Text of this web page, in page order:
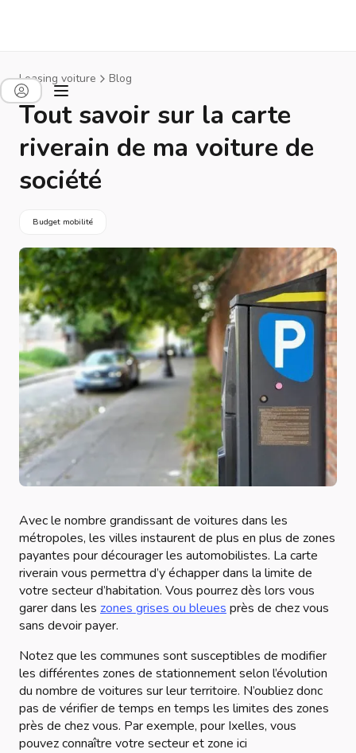
Leasing voiture Blog
Tout savoir sur la carte
riverain de ma voiture de
société
Budget mobilité
Avec le nombre grandissant de voitures dans les
métropoles, les villes instaurent de plus en plus de zones
payantes pour décourager les automobilistes. La carte
riverain vous permettra d’y échapper dans la limite de
votre secteur d’habitation. Vous pourrez dès lors vous
garer dans les zones grises ou bleues près de chez vous
sans devoir payer.
Notez que les communes sont susceptibles de modifier
les différentes zones de stationnement selon l’évolution
du nombre de voitures sur leur territoire. N’oubliez donc
pas de vérifier de temps en temps les limites des zones
près de chez vous. Par exemple, pour Ixelles, vous
pouvez connaître votre secteur et zone ici